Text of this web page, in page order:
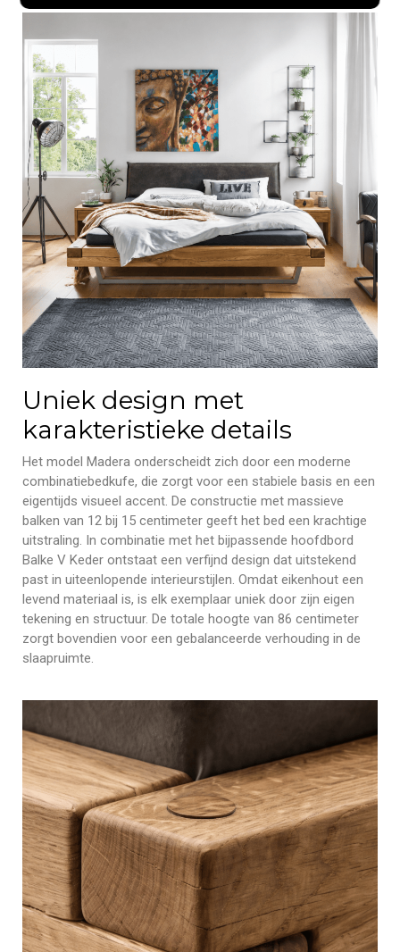
Uniek design met
karakteristieke details
Het model Madera onderscheidt zich door een moderne
combinatiebedkufe, die zorgt voor een stabiele basis en een
eigentijds visueel accent. De constructie met massieve
balken van 12 bij 15 centimeter geeft het bed een krachtige
uitstraling. In combinatie met het bijpassende hoofdbord
Balke V Keder ontstaat een verfijnd design dat uitstekend
past in uiteenlopende interieurstijlen. Omdat eikenhout een
levend materiaal is, is elk exemplaar uniek door zijn eigen
tekening en structuur. De totale hoogte van 86 centimeter
zorgt bovendien voor een gebalanceerde verhouding in de
slaapruimte.